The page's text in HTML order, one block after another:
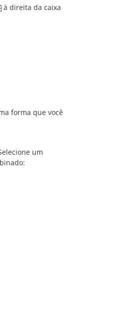
à direita da caixa
forma que você
um